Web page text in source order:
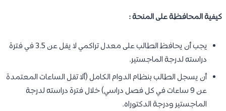
كيفية المحافظة على المنحة :
يجب أن يحافظ الطالب على معدل تراكمي لا يقل عن 3.5 في فترة
دراسته لدرجة الماجستير.
أن يسجل الطالب بنظام الدوام الكامل (ألا تقل الساعات المعتمدة
عن 9 ساعات في كل فصل دراسي) خلال فترة دراسته لدرجة
الماجستير ودرجة الدكتوراه.